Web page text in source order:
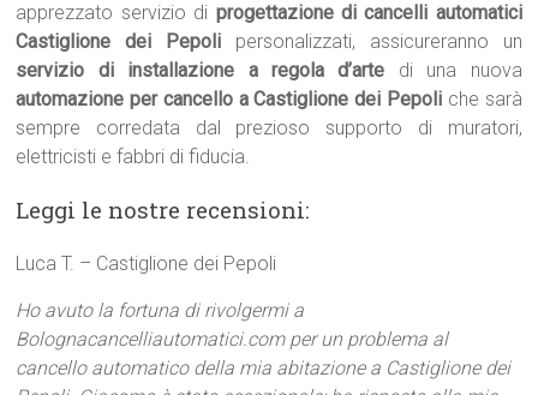
apprezzato servizio di progettazione di cancelli automatici
Castiglione dei Pepoli personalizzati, assicureranno un
servizio di installazione a regola d’arte di una nuova
automazione per cancello a Castiglione dei Pepoli che sarà
sempre corredata dal prezioso supporto di muratori,
elettricisti e fabbri di fiducia.
Leggi le nostre recensioni:
Luca T. – Castiglione dei Pepoli
Ho avuto la fortuna di rivolgermi a
Bolognacancelliautomatici.com per un problema al
cancello automatico della mia abitazione a Castiglione dei